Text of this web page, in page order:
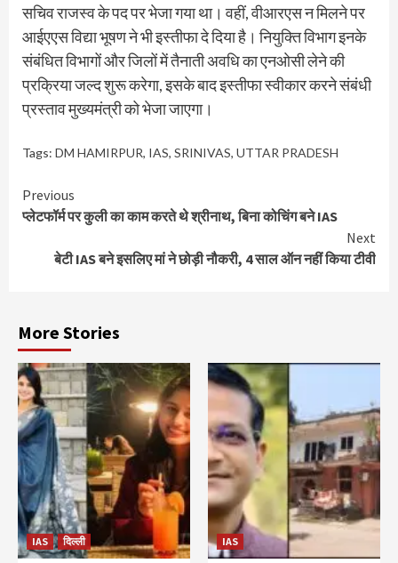
सचिव राजस्व के पद पर भेजा गया था। वहीं, वीआरएस न मिलने पर
आईएएस विद्या भूषण ने भी इस्तीफा दे दिया है। नियुक्ति विभाग इनके
संबंधित विभागों और जिलों में तैनाती अवधि का एनओसी लेने की
प्रक्रिया जल्द शुरू करेगा, इसके बाद इस्तीफा स्वीकार करने संबंधी
प्रस्ताव मुख्यमंत्री को भेजा जाएगा।
Tags: DM HAMIRPUR, IAS, SRINIVAS, UTTAR PRADESH
Continue
Reading
Previous
प्लेटफॉर्म पर कुली का काम करते थे श्रीनाथ, बिना कोचिंग बने IAS
Next
बेटी IAS बने इसलिए मां ने छोड़ी नौकरी, 4 साल ऑन नहीं किया टीवी
More Stories
IAS दिल्ली IAS